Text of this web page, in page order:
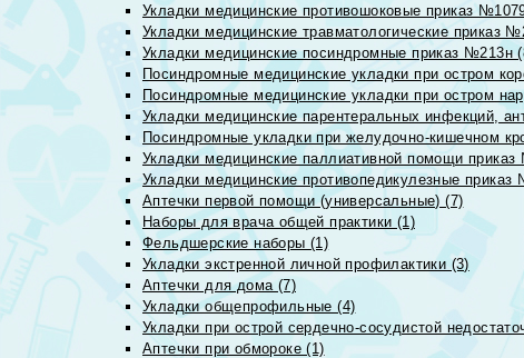
Укладки медицинские противошоковые приказ
Укладки медицинские травматологические приказ
Укладки медицинские посиндромные приказ №213н
Посиндромные медицинские укладки при остром
Посиндромные медицинские укладки при остром
Укладки медицинские парентеральных инфекций,
Посиндромные укладки при желудочно-кишечном
Укладки медицинские паллиативной помощи
Укладки медицинские противопедикулезные
Аптечки первой помощи (универсальные) (7)
Наборы для врача общей практики (1)
Фельдшерские наборы (1)
Укладки экстренной личной профилактики (3)
Аптечки для дома (7)
Укладки общепрофильные (4)
Укладки при острой сердечно-сосудистой
Аптечки при обмороке (1)